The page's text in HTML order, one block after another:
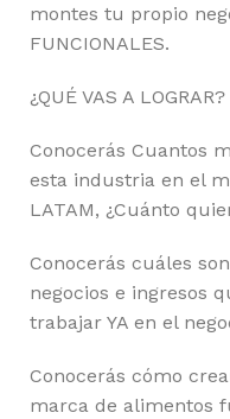
montes tu propio
FUNCIONALES.
¿QUÉ VAS A LOGRAR?
Conocerás Cuantos
esta industria en el
LATAM, ¿Cuánto
Conocerás cuáles
negocios e ingresos
trabajar YA en el
Conocerás cómo
marca de alimentos